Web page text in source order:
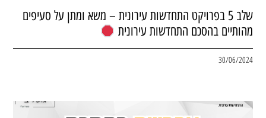
שלב 5 בפרויקט התחדשות עירונית – משא ומתן על סעיפים
מהותיים בהסכם התחדשות עירונית
30/06/2024